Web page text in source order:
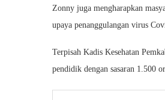
Zonny juga mengharapkan
upaya penanggulangan virus
Terpisah Kadis Kesehatan
pendidik dengan sasaran 1.500